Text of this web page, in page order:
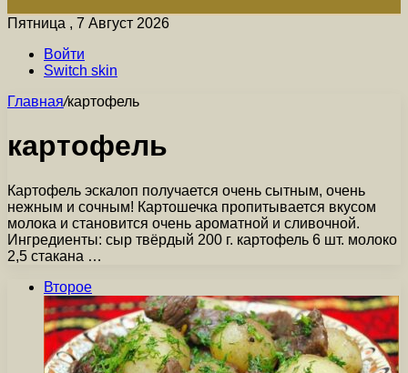
Пятница , 7 Август 2026
Войти
Switch skin
Главная/картофель
картофель
Картофель эскалоп получается очень сытным, очень
нежным и сочным! Картошечка пропитывается вкусом
молока и становится очень ароматной и сливочной.
Ингредиенты: сыр твёрдый 200 г. картофель 6 шт. молоко
2,5 стакана …
Второе